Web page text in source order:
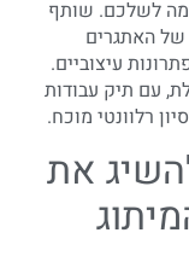
לשלכם. שותף
של האתגרים
עיצוביים.
עם תיק עבודות
רלוונטי מוכח.
את